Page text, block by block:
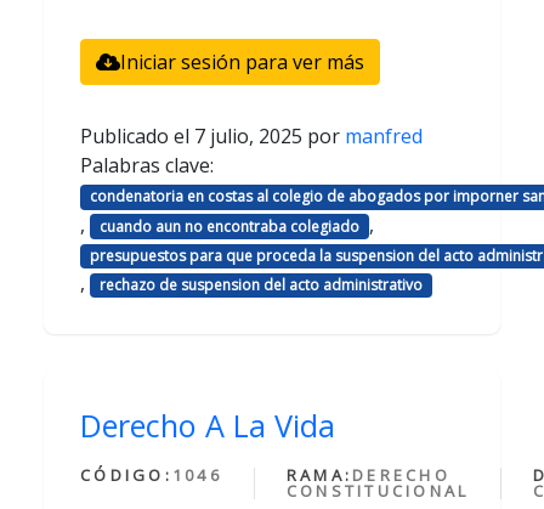
Iniciar sesión para ver más
Publicado el 7 julio, 2025 por manfred
Palabras clave:
condenatoria en costas al colegio de abogados por imporner
, cuando aun no encontraba colegiado ,
presupuestos para que proceda la suspension del acto
, rechazo de suspension del acto administrativo
Derecho A La Vida
CÓDIGO: 1046 RAMA: DERECHO
CONSTITUCIONAL